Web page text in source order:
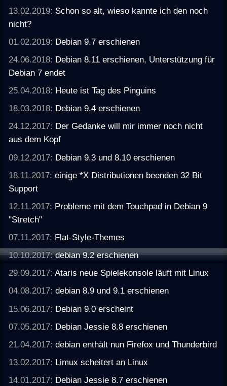
13.02.2019: Schon so alt, wieso kannte ich den noch
nicht?
01.02.2019: Debian 9.7 erschienen
24.06.2018: Debian 8.11 erschienen, Unterstützung für
Debian 7 endet
25.04.2018: Heute ist Tag des Pinguins
18.03.2018: Debian 9.4 erschienen
24.12.2017: Der Gedanke will mir immer noch nicht
aus dem Kopf
09.12.2017: Debian 9.3 und 8.10 erschienen
18.11.2017:einige *X Distributionen beenden 32 Bit
Support
12.11.2017: Probleme mit dem Touchpad in Debian 9
"Stretch"
07.11.2017: Flat-Style-Themes
10.10.2017:debian 9.2 erschienen
29.09.2017:Ataris neue Spielekonsole läuft mit Linux
04.08.2017:debian 8.9 und 9.1 erschienen
15.06.2017: Debian 9.0 erscheint
07.05.2017: Debian Jessie 8.8 erschienen
21.04.2017:debian enthält nun Firefox und Thunderbird
13.02.2017: Limux scheitert an Linux
14.01.2017: Debian Jessie 8.7 erschienen